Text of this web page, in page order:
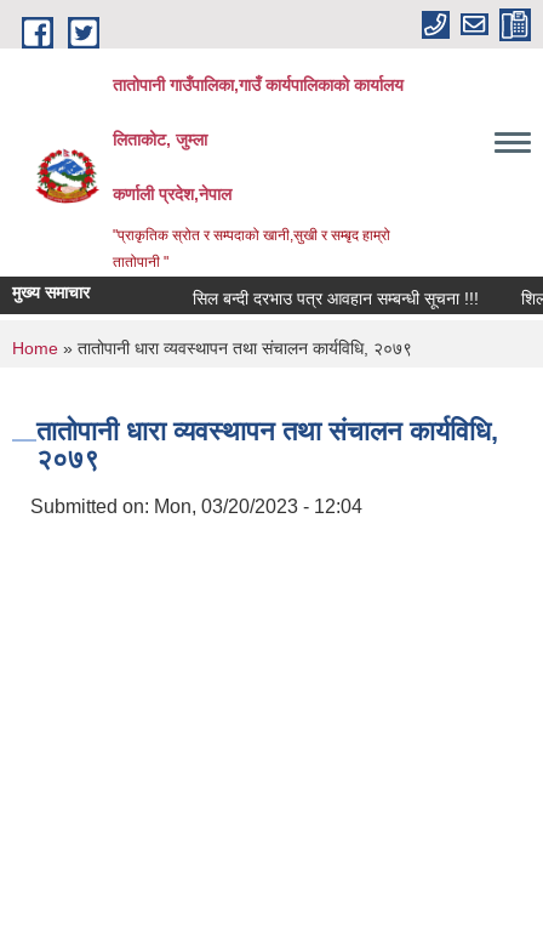
Skip to main content
तातोपानी गाउँपालिका,गाउँ कार्यपालिकाको कार्यालय
लिताकोट, जुम्ला
कर्णाली प्रदेश,नेपाल
"प्राकृतिक स्रोत र सम्पदाको खानी,सुखी र सम्बृद हाम्रो
तातोपानी "
मुख्य समाचार सिल बन्दी दरभाउ पत्र आवहान सम्बन्धी सूचना !!!
You are here
Home » तातोपानी धारा व्यवस्थापन तथा संचालन कार्यविधि, २०७९
तातोपानी धारा व्यवस्थापन तथा संचालन कार्यविधि,
२०७९
Submitted on: Mon, 03/20/2023 - 12:04